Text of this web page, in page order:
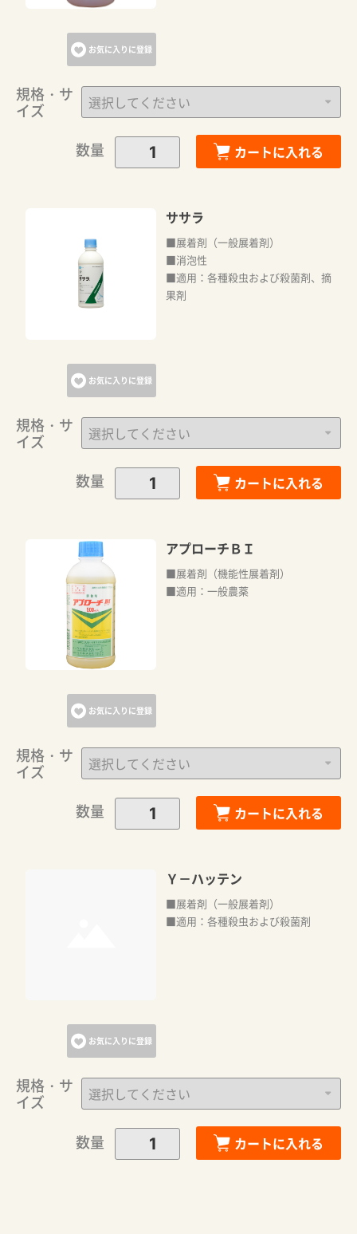
お気に入りに登録
規格・サ
イズ
数量
カートに入れる
お気に入りに登録
ササラ
■展着剤（一般展着剤）
■消泡性
■適用：各種殺虫および殺菌剤、摘
果剤
規格・サ
イズ
数量
カートに入れる
お気に入りに登録
アプローチＢＩ
■展着剤（機能性展着剤）
■適用：一般農薬
規格・サ
イズ
数量
カートに入れる
お気に入りに登録
Ｙ－ハッテン
■展着剤（一般展着剤）
■適用：各種殺虫および殺菌剤
規格・サ
イズ
数量
カートに入れる